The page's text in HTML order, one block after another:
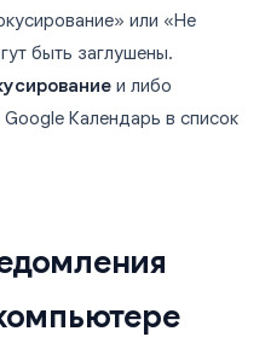
или «Не
быть заглушены.
и либо
Календарь в список